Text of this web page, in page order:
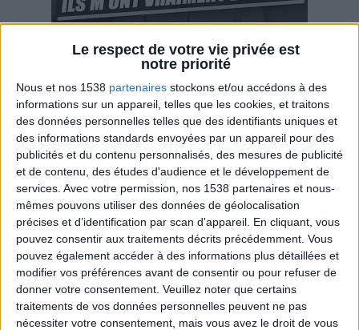
Le respect de votre vie privée est
notre priorité
Nous et nos 1538 partenaires stockons et/ou accédons à des
informations sur un appareil, telles que les cookies, et traitons
des données personnelles telles que des identifiants uniques et
des informations standards envoyées par un appareil pour des
publicités et du contenu personnalisés, des mesures de publicité
et de contenu, des études d'audience et le développement de
services. Avec votre permission, nos 1538 partenaires et nous-
mêmes pouvons utiliser des données de géolocalisation
précises et d’identification par scan d'appareil. En cliquant, vous
pouvez consentir aux traitements décrits précédemment. Vous
pouvez également accéder à des informations plus détaillées et
modifier vos préférences avant de consentir ou pour refuser de
donner votre consentement. Veuillez noter que certains
traitements de vos données personnelles peuvent ne pas
nécessiter votre consentement, mais vous avez le droit de vous
Ces marques diététiques : c'est n'importe quoi !
Webinaires en direct Voir tout